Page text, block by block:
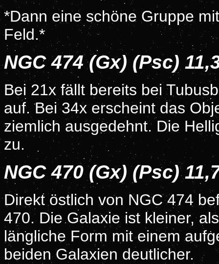
*Dann eine schöne Gruppe
Feld.*
NGC 474 (Gx) (Psc)
Bei 21x fällt bereits bei
auf. Bei 34x erscheint das
ziemlich ausgedehnt. Die
zu.
NGC 470 (Gx) (Psc)
Direkt östlich von NGC 474
470. Die Galaxie ist kleiner,
längliche Form mit einem
beiden Galaxien deutlicher.